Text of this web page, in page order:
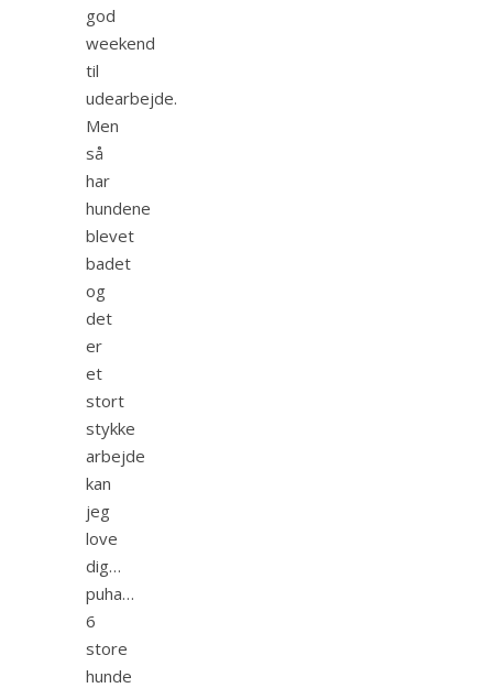
god
weekend
til
udearbejde.
Men
så
har
hundene
blevet
badet
og
det
er
et
stort
stykke
arbejde
kan
jeg
love
dig…
puha…
6
store
hunde